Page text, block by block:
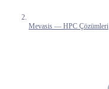
Mevasis — HPC Çözümleri